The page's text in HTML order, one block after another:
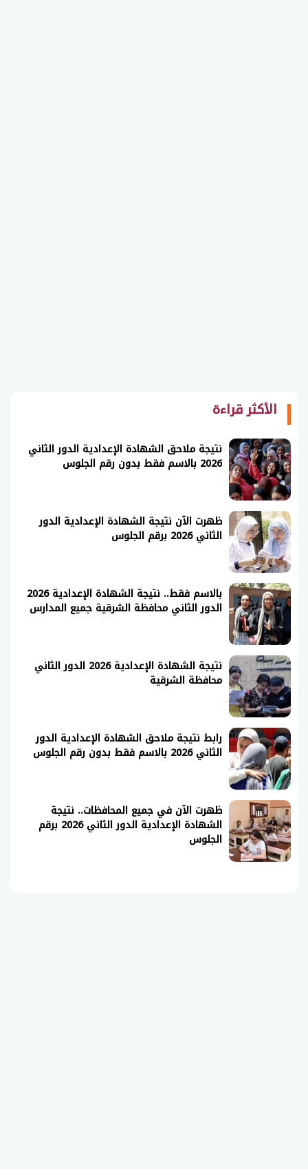
الأكثر قراءة
نتيجة ملاحق الشهادة الإعدادية الدور الثاني
2026 بالاسم فقط بدون رقم الجلوس
ظهرت الآن نتيجة الشهادة الإعدادية الدور
الثاني 2026 برقم الجلوس
بالاسم فقط.. نتيجة الشهادة الإعدادية 2026
الدور الثاني محافظة الشرقية جميع المدارس
نتيجة الشهادة الإعدادية 2026 الدور الثاني
محافظة الشرقية
رابط نتيجة ملاحق الشهادة الإعدادية الدور
الثاني 2026 بالاسم فقط بدون رقم الجلوس
ظهرت الآن في جميع المحافظات.. نتيجة
الشهادة الإعدادية الدور الثاني 2026 برقم
الجلوس